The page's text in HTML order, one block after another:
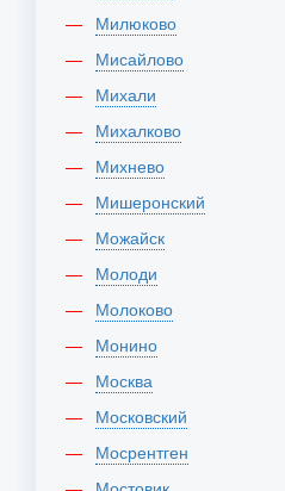
Милюково
Мисайлово
Михали
Михалково
Михнево
Мишеронский
Можайск
Молоди
Молоково
Монино
Москва
Московский
Мосрентген